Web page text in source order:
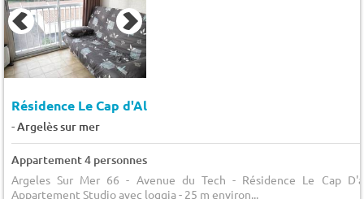
Résidence Le Cap d'Al
-Argelès sur mer
Appartement 4 personnes
Argeles Sur Mer 66 - Avenue du Tech - Résidence Le Cap
Appartement Studio avec loggia - 25 m environ...